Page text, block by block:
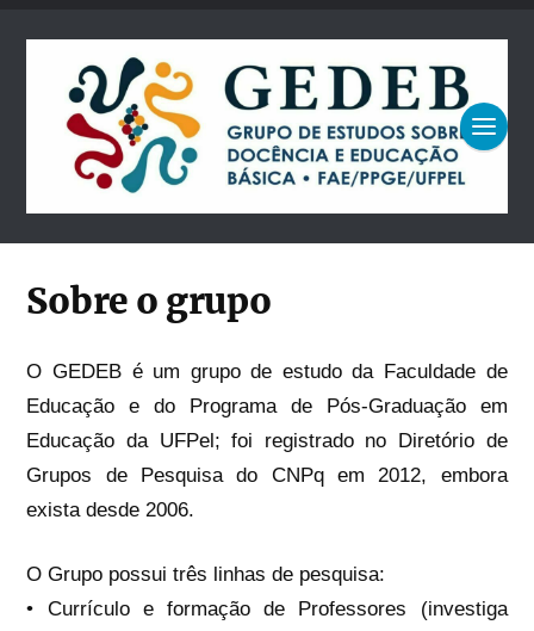
Sobre o grupo
O GEDEB é um grupo de estudo da Faculdade de
Educação e do Programa de Pós-Graduação em
Educação da UFPel; foi registrado no Diretório de
Grupos de Pesquisa do CNPq em 2012, embora
exista desde 2006.
O Grupo possui três linhas de pesquisa:
• Currículo e formação de Professores (investiga